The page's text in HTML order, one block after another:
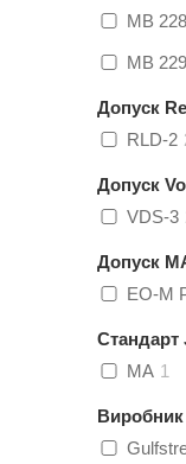
MB
MB
Допуск
RLD-2
Допуск
VDS-3
Допуск
EO-M
Стандарт
MA 1
Виробник